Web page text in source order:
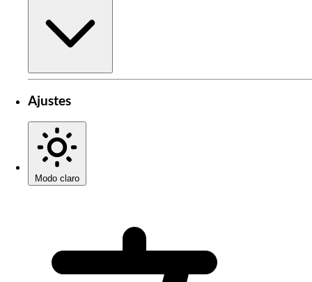
Ajustes
Modo claro